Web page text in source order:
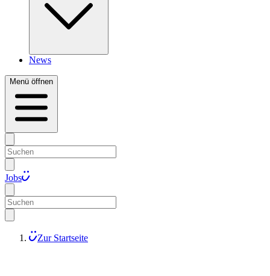
News
Menü öffnen
Jobs
Zur Startseite